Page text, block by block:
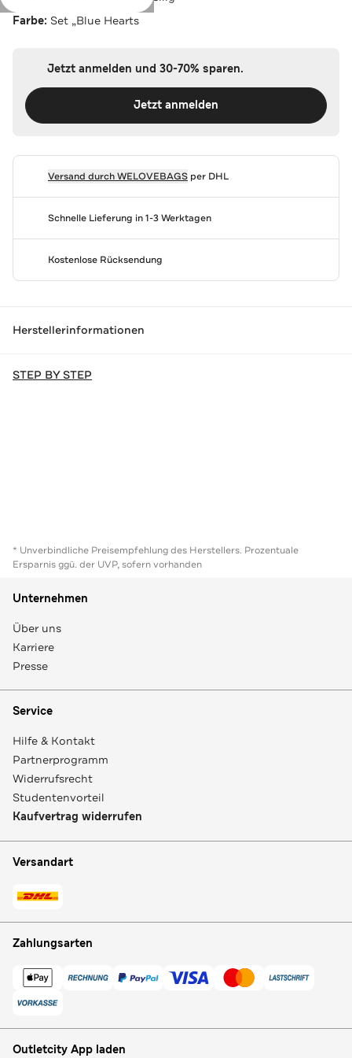
Farbe: Set „Blue Hearts
Jetzt anmelden und 30-70% sparen.
Jetzt anmelden
Versand durchWELOVEBAGSper DHL
Schnelle Lieferung in 1-3 Werktagen
Kostenlose Rücksendung
Herstellerinformationen
STEP BY STEP
* Unverbindliche Preisempfehlung des Herstellers. Prozentuale
Ersparnis ggü. der UVP, sofern vorhanden
Unternehmen
Über uns
Karriere
Presse
Service
Hilfe & Kontakt
Partnerprogramm
Widerrufsrecht
Studentenvorteil
Kaufvertrag widerrufen
Versandart
Zahlungsarten
Outletcity App laden